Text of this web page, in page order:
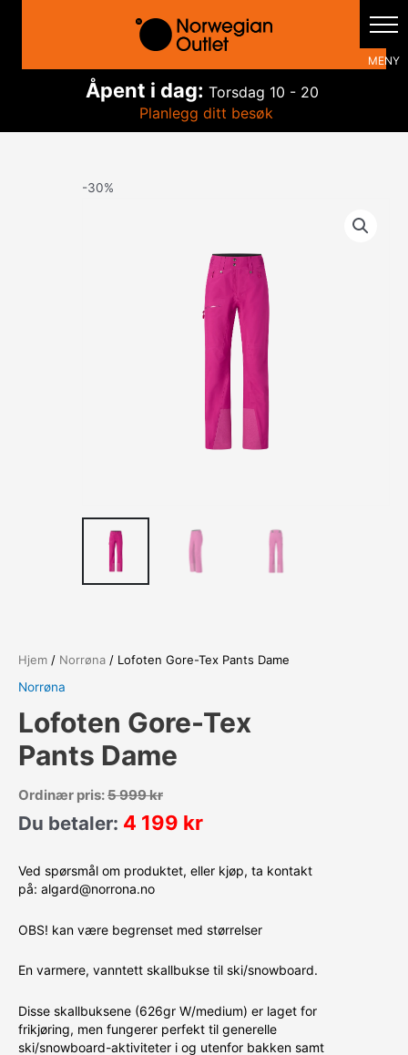
innholdet
Åpent i dag: Torsdag 10 - 20
Planlegg ditt besøk
-30%
Hjem / Norrøna / Lofoten Gore-Tex Pants Dame
Norrøna
Lofoten Gore-Tex
Pants Dame
Ordinær pris:5 999kr
Du betaler: 4 199 kr
Ved spørsmål om produktet, eller kjøp, ta kontakt
på: algard@norrona.no
OBS! kan være begrenset med størrelser
En varmere, vanntett skallbukse til ski/snowboard.
Disse skallbuksene (626gr W/medium) er laget for
frikjøring, men fungerer perfekt til generelle
ski/snowboard-aktiviteter i og utenfor bakken samt